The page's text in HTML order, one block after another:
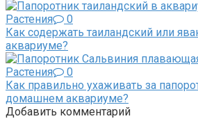
Растения
0
Как содержать таиландский или
аквариуме?
Растения
0
Как правильно ухаживать за
домашнем аквариуме?
Добавить комментарий